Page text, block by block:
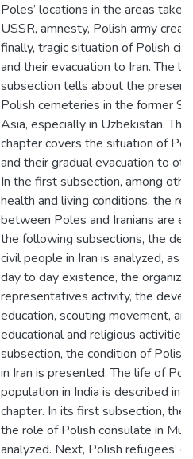
Poles’ locations in the areas
USSR, amnesty, Polish army
finally, tragic situation of Polish
and their evacuation to Iran. The
subsection tells about the
Polish cemeteries in the former
Asia, especially in Uzbekistan. The
chapter covers the situation of
and their gradual evacuation to
In the first subsection, among
health and living conditions, the
between Poles and Iranians are
the following subsections, the
civil people in Iran is analyzed, as
day to day existence, the
representatives activity, the
education, scouting movement,
educational and religious
subsection, the condition of
in Iran is presented. The life of
population in India is described in
chapter. In its first subsection, the
the role of Polish consulate in
analyzed. Next, Polish refugees’